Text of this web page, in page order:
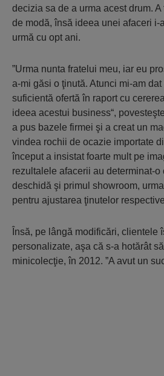
decizia sa de a urma acest drum.
de modă, însă ideea unei afaceri i-
urmă cu opt ani.
”Urma nunta fratelui meu, iar eu
a-mi găsi o ţinută. Atunci mi-am
suficientă ofertă în raport cu
ideea acestui business“,
a pus bazele firmei şi a creat un
vindea rochii de ocazie importate
început a insistat foarte mult pe
rezultalele afacerii au determinat-o
deschidă şi primul showroom,
pentru ajustarea ţinutelor
Însă, pe lângă modificări, clientele
personalizate, aşa că s-a hotărât
minicolecţie, în 2012. ”A avut un